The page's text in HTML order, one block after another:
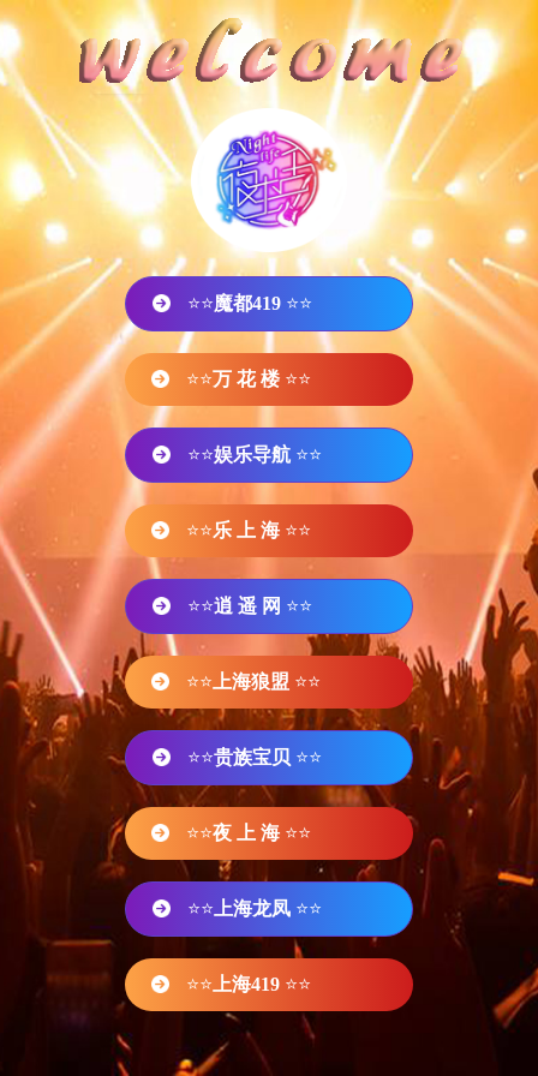
⭐⭐魔都419 ⭐⭐
⭐⭐万 花 楼 ⭐⭐
⭐⭐娱乐导航 ⭐⭐
⭐⭐乐 上 海 ⭐⭐
⭐⭐逍 遥 网 ⭐⭐
⭐⭐ 上海狼盟 ⭐⭐
⭐⭐贵族宝贝 ⭐⭐
⭐⭐夜 上 海 ⭐⭐
⭐⭐ 上海龙凤 ⭐⭐
⭐⭐ 上海419 ⭐⭐